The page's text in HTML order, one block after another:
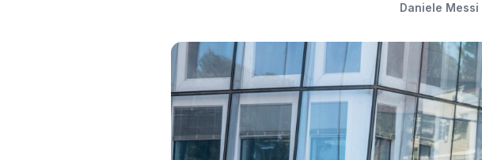
Daniele Messi